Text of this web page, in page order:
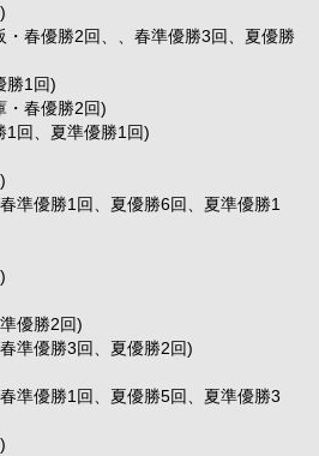
春優勝2回、、春準優勝3回、夏優勝
勝1回)
・春優勝2回)
1回、夏準優勝1回)
準優勝1回、夏優勝6回、夏準優勝1
優勝2回)
準優勝3回、夏優勝2回)
準優勝1回、夏優勝5回、夏準優勝3